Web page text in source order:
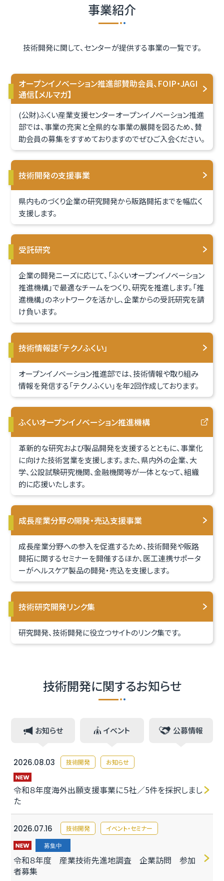
事業紹介
技術開発に関して、センターが提供する事業の一覧です。
オープンイノベーション推進部賛助会員、FOIP・JAGI
通信【メルマガ】
(公財)ふくい産業支援センターオープンイノベーション推進
部では、事業の充実と全県的な事業の展開を図るため、賛
助会員の募集をすすめておりますのでぜひご入会ください。
技術開発の支援事業
県内ものづくり企業の研究開発から販路開拓までを幅広く
支援します。
受託研究
企業の開発ニーズに応じて、「ふくいオープンイノベーション
推進機構」で最適なチームをつくり、研究を推進します。「推
進機構」のネットワークを活かし、企業からの受託研究を請
け負います。
技術情報誌「テクノふくい」
オープンイノベーション推進部では、技術情報や取り組み
情報を発信する「テクノふくい」を年2回作成しております。
ふくいオープンイノベーション推進機構
革新的な研究および製品開発を支援するとともに、事業化
に向けた技術営業を支援します。また、県内外の企業、大
学、公設試験研究機関、金融機関等が一体となって、組織
的に応援いたします。
成長産業分野の開発・売込支援事業
成長産業分野への参入を促進するため、技術開発や販路
開拓に関するセミナーを開催するほか、医工連携サポータ
ーがヘルスケア製品の開発・売込を支援します。
技術研究開発リンク集
研究開発、技術開発に役立つサイトのリンク集です。
技術開発に関するお知らせ
お知らせ イベント 公募情報
2026.08.03 技術開発 お知らせ
令和８年度海外出願支援事業に５社／5件を採択しまし
た
2026.07.16 技術開発 イベント・セミナー
募集中
令和８年度 産業技術先進地調査 企業訪問 参加
者募集